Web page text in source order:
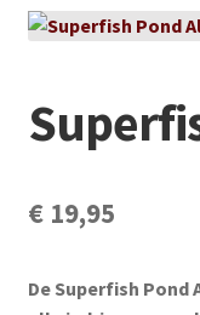
Algenbehandeling
Aansluitmateriaal
Pakketten
€19,95
De Superfish